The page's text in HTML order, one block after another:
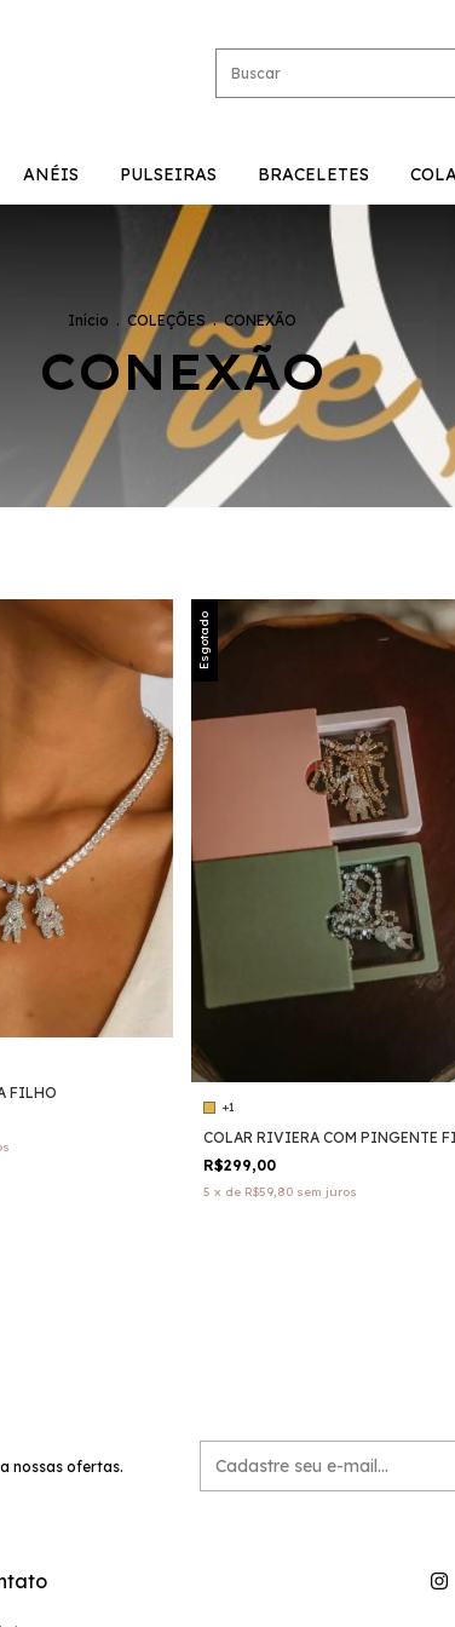
ANÉIS PULSEIRAS BRACELETES
Início . COLEÇÕES . CONEXÃO
CONEXÃO
FILHO
Esgotado
+1
COLAR RIVIERA COM PINGENTE
R$299,00
5 x de R$59,80 sem juros
nossas ofertas.